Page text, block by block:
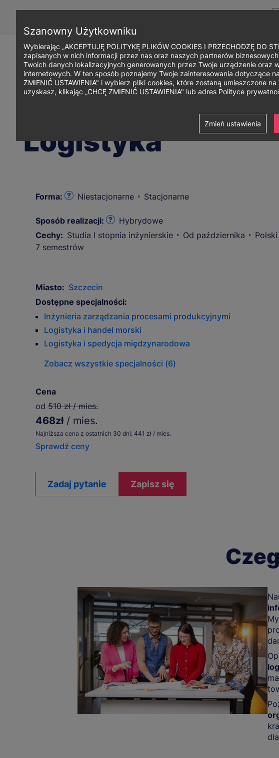
nawigacyjna
Logistyka
Forma: Niestacjonarne Stacjonarne
Sposób realizacji:
Hybrydowe
Cechy: Studia I stopnia inżynierskie Od października
Polski
7 semestrów
Miasto: Szczecin
Dostępne specjalności:
Inżynieria zarządzania procesami produkcyjnymi
Logistyka i handel morski
Logistyka i spedycja międzynarodowa
Zobacz wszystkie specjalności (6)
Cena
od 510 zł / mies.
468zł / mies.
Najniższa cena z ostatnich 30 dni: 441 zł / mies.
Sprawdź ceny
Zadaj pytanie Zapisz się
Szanowny Użytkowniku
Wybierając „AKCEPTUJĘ POLITYKĘ PLIKÓW COOKIES I PRZECHODZĘ
zapisanych w nich informacji przez nas oraz naszych partnerów
Twoich danych lokalizacyjnych generowanych przez Twoje urządzenie
internetowych. W ten sposób poznajemy Twoje zainteresowania dotyczące
ZMIENIĆ USTAWIENIA" i wybierz pliki cookies, które zostaną umieszczone
uzyskasz, klikając „CHCĘ ZMIENIĆ USTAWIENIA" lub adres Polityce
Zmień ustawienia